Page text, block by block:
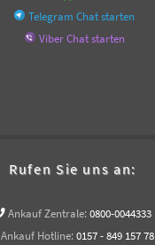
Telegram Chat starten
Viber Chat starten
Rufen Sie uns an:
Ankauf Zentrale: 0800-0044333
Ankauf Hotline: 0157 - 849 157 78